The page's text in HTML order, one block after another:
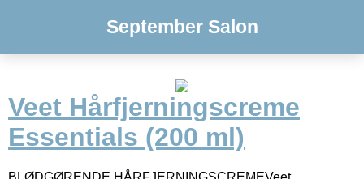
September Salon
Veet Hårfjerningscreme
Essentials (200 ml)